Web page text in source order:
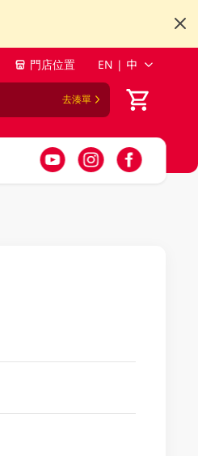
門店位置 EN | 中
去湊單